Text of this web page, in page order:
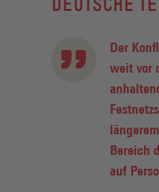
Der
weit vor
Bereich
auf